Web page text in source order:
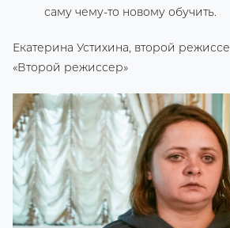
саму чему-то новому обучить.
Екатерина Устихина, второй
«Второй режиссер»